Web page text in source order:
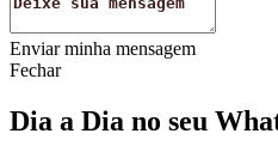
Enviar minha mensagem
Fechar
Dia a Dia no seu